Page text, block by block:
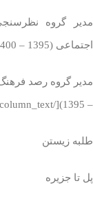
مدیر گروه
اجتماعی (1395 – 1400)
– 1395)[/vc_column_text][vc_separator][vc_column_text]
طلبه زیستن
پل تا جزیره